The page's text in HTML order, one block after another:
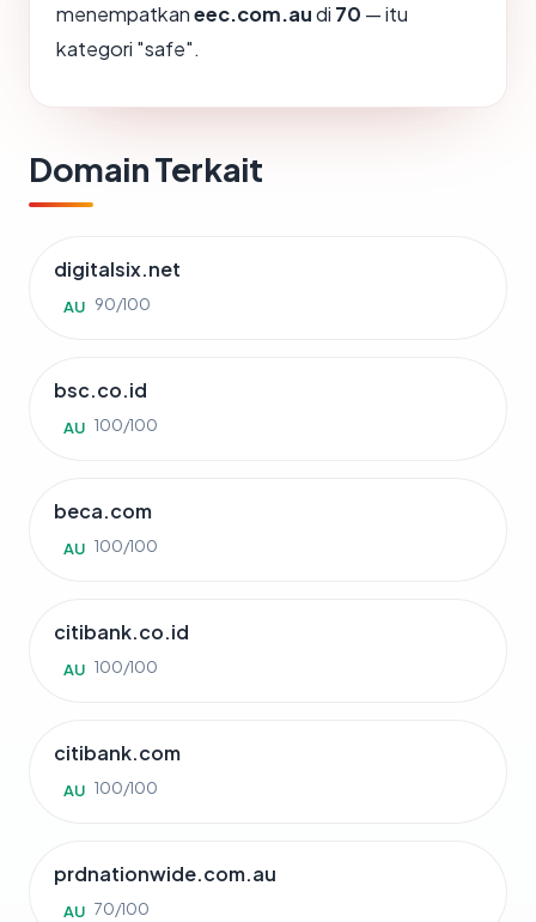
menempatkaneec.com.audi 70 — itu
kategori "safe".
Domain Terkait
digitalsix.net
AU 90/100
bsc.co.id
AU 100/100
beca.com
AU 100/100
citibank.co.id
AU 100/100
citibank.com
AU 100/100
prdnationwide.com.au
AU 70/100